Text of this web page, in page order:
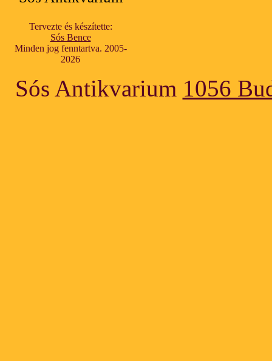
Tervezte és készítette:
Sós Bence
Minden jog fenntartva. 2005-
2026
Sós Antikvarium 1056